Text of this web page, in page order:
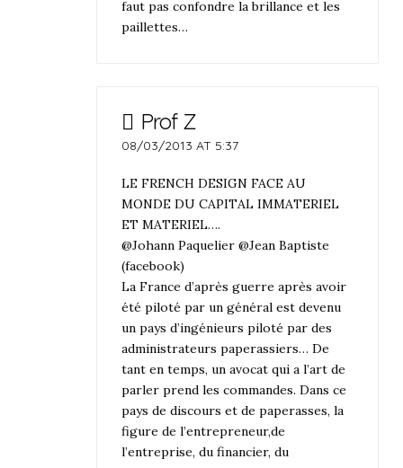
faut pas confondre la brillance et les
paillettes…
Prof Z
08/03/2013 AT 5:37
LE FRENCH DESIGN FACE AU
MONDE DU CAPITAL IMMATERIEL
ET MATERIEL….
@Johann Paquelier @Jean Baptiste
(facebook)
La France d’après guerre après avoir
été piloté par un général est devenu
un pays d’ingénieurs piloté par des
administrateurs paperassiers… De
tant en temps, un avocat qui a l’art de
parler prend les commandes. Dans ce
pays de discours et de paperasses, la
figure de l’entrepreneur,de
l’entreprise, du financier, du